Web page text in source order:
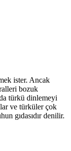
ister. Ancak
bozuk
türkü dinlemeyi
ve türküler çok
gıdasıdır denilir.